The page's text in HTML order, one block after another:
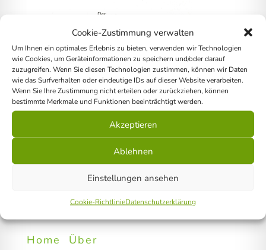
Cookie-Zustimmung verwalten
Um Ihnen ein optimales Erlebnis zu bieten, verwenden wir Technologien
wie Cookies, um Geräteinformationen zu speichern und/oder darauf
zuzugreifen. Wenn Sie diesen Technologien zustimmen, können wir Daten
wie das Surfverhalten oder eindeutige IDs auf dieser Website verarbeiten.
Wenn Sie Ihre Zustimmung nicht erteilen oder zurückziehen, können
bestimmte Merkmale und Funktionen beeinträchtigt werden.
Akzeptieren
Ablehnen
Einstellungen ansehen
Cookie-RichtlinieDatenschutzerklärung
Home
Über